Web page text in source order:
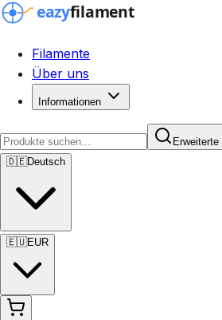
Filamente
Über uns
Informationen
🇩🇪Deutsch
🇪🇺EUR